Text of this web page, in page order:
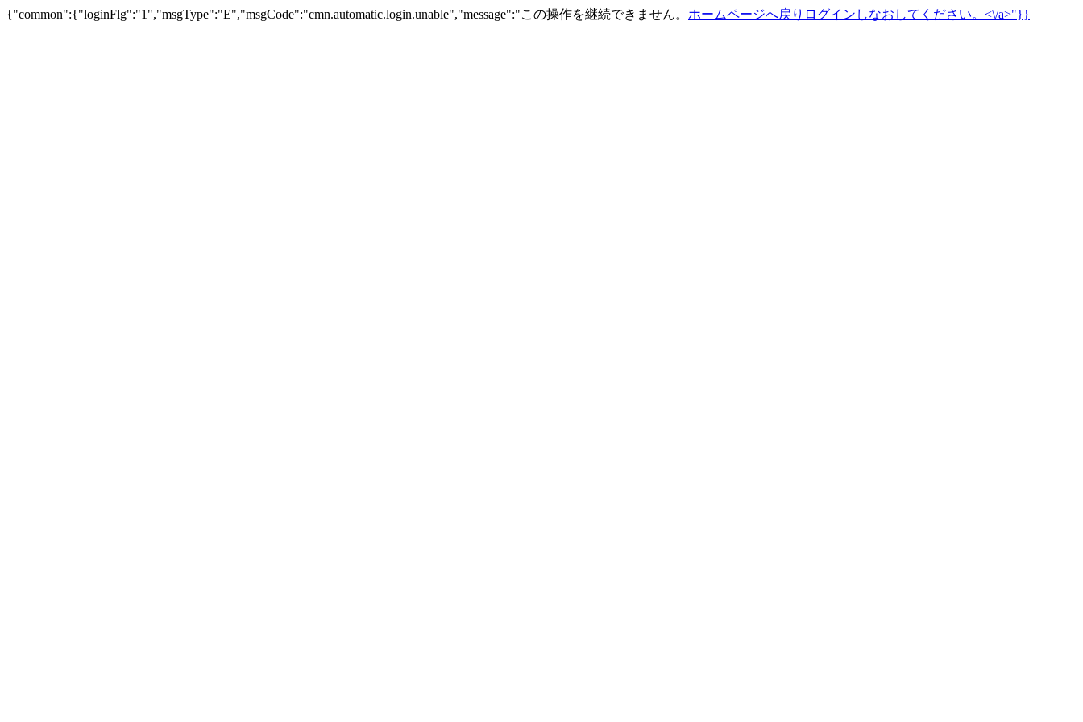
{"common":{"loginFlg":"1","msgType":"E","msgCode":"cmn.automatic.login.unable","message":"この操作を継続できません。 ホームページへ戻りログインしなおしてください。<\/a>"}}